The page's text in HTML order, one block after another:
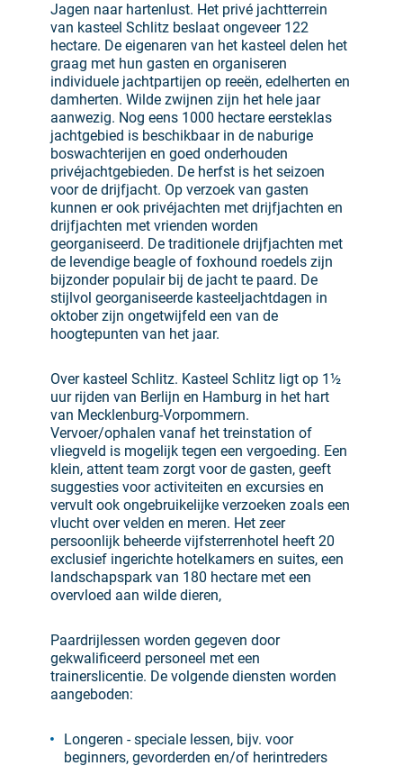
Jagen naar hartenlust. Het privé jachtterrein
van kasteel Schlitz beslaat ongeveer 122
hectare. De eigenaren van het kasteel delen het
graag met hun gasten en organiseren
individuele jachtpartijen op reeën, edelherten en
damherten. Wilde zwijnen zijn het hele jaar
aanwezig. Nog eens 1000 hectare eersteklas
jachtgebied is beschikbaar in de naburige
boswachterijen en goed onderhouden
privéjachtgebieden. De herfst is het seizoen
voor de drijfjacht. Op verzoek van gasten
kunnen er ook privéjachten met drijfjachten en
drijfjachten met vrienden worden
georganiseerd. De traditionele drijfjachten met
de levendige beagle of foxhound roedels zijn
bijzonder populair bij de jacht te paard. De
stijlvol georganiseerde kasteeljachtdagen in
oktober zijn ongetwijfeld een van de
hoogtepunten van het jaar.
Over kasteel Schlitz. Kasteel Schlitz ligt op 1½
uur rijden van Berlijn en Hamburg in het hart
van Mecklenburg-Vorpommern.
Vervoer/ophalen vanaf het treinstation of
vliegveld is mogelijk tegen een vergoeding. Een
klein, attent team zorgt voor de gasten, geeft
suggesties voor activiteiten en excursies en
vervult ook ongebruikelijke verzoeken zoals een
vlucht over velden en meren. Het zeer
persoonlijk beheerde vijfsterrenhotel heeft 20
exclusief ingerichte hotelkamers en suites, een
landschapspark van 180 hectare met een
overvloed aan wilde dieren,
Paardrijlessen worden gegeven door
gekwalificeerd personeel met een
trainerslicentie. De volgende diensten worden
aangeboden:
Longeren - speciale lessen, bijv. voor
beginners, gevorderden en/of herintreders